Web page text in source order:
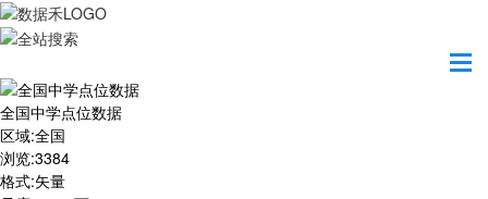
全国中学点位数据
区域:全国
浏览:3384
格式:矢量